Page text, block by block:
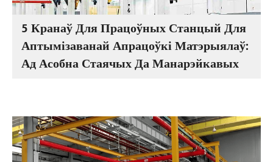
5 Кранаў Для Працоўных Станцый Для
Аптымізаванай Апрацоўкі Матэрыялаў:
Ад Асобна Стаячых Да Манарэйкавых